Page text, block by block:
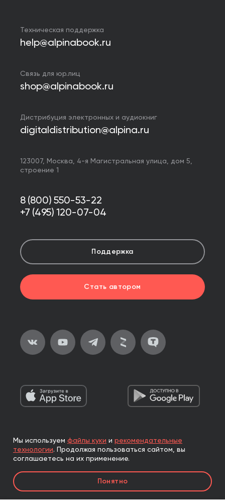
Техническая поддержка
help@alpinabook.ru
Связь для юр.лиц
shop@alpinabook.ru
Дистрибуция электронных и аудиокниг
digitaldistribution@alpina.ru
123007, Москва, 4-я Магистральная улица, дом 5,
строение 1
8 (800) 550-53-22
+7 (495) 120-07-04
Поддержка
Стать автором
2026, ООО «Альпина Паблишер»
Все права защищены
Книги реализуются ООО «Альпина Паблишер»
по договору комиссии с ООО «Альпина нон-фикшн»,
по договору комиссии с ООО «Альпина ПРО».
Мы используем файлы куки и рекомендательные
технологии. Продолжая пользоваться сайтом, вы
соглашаетесь на их применение.
Понятно